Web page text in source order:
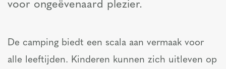
voor ongeëvenaard plezier.
De camping biedt een scala aan vermaak voor
alle leeftijden. Kinderen kunnen zich uitleven op